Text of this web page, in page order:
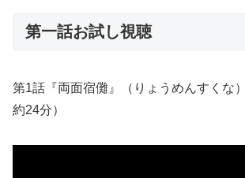
第一話お試し視聴
第1話『両面宿儺』（りょうめんすくな
約24分）